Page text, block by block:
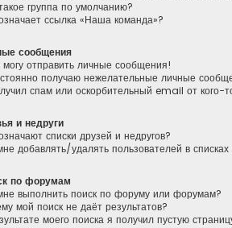
группа по умолчанию?
ссылка «Наша команда»?
сообщения
отправить личные сообщения!
получаю нежелательные личные
спам или оскорбительный email от кого-
и недруги
списки друзей и недругов?
добавлять/удалять пользователей в
по форумам
выполнить поиск по форуму или форумам?
мой поиск не даёт результатов?
моего поиска я получил пустую